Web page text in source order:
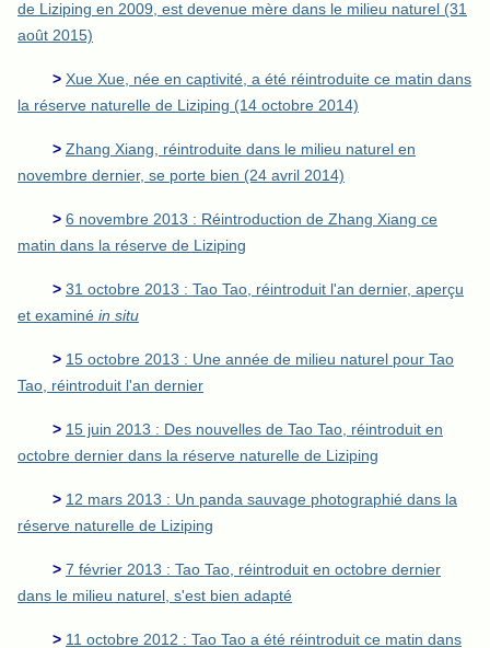
de Liziping en 2009, est devenue mère dans le milieu naturel (31
août 2015)
> Xue Xue, née en captivité, a été réintroduite ce matin dans
la réserve naturelle de Liziping (14 octobre 2014)
> Zhang Xiang, réintroduite dans le milieu naturel en
novembre dernier, se porte bien (24 avril 2014)
> 6 novembre 2013 : Réintroduction de Zhang Xiang ce
matin dans la réserve de Liziping
> 31 octobre 2013 : Tao Tao, réintroduit l'an dernier, aperçu
et examiné in situ
> 15 octobre 2013 : Une année de milieu naturel pour Tao
Tao, réintroduit l'an dernier
> 15 juin 2013 : Des nouvelles de Tao Tao, réintroduit en
octobre dernier dans la réserve naturelle de Liziping
> 12 mars 2013 : Un panda sauvage photographié dans la
réserve naturelle de Liziping
> 7 février 2013 : Tao Tao, réintroduit en octobre dernier
dans le milieu naturel, s'est bien adapté
> 11 octobre 2012 : Tao Tao a été réintroduit ce matin dans